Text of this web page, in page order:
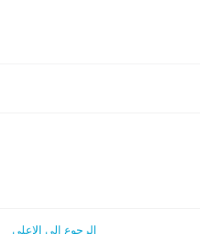
الرجوع الى الاعلى